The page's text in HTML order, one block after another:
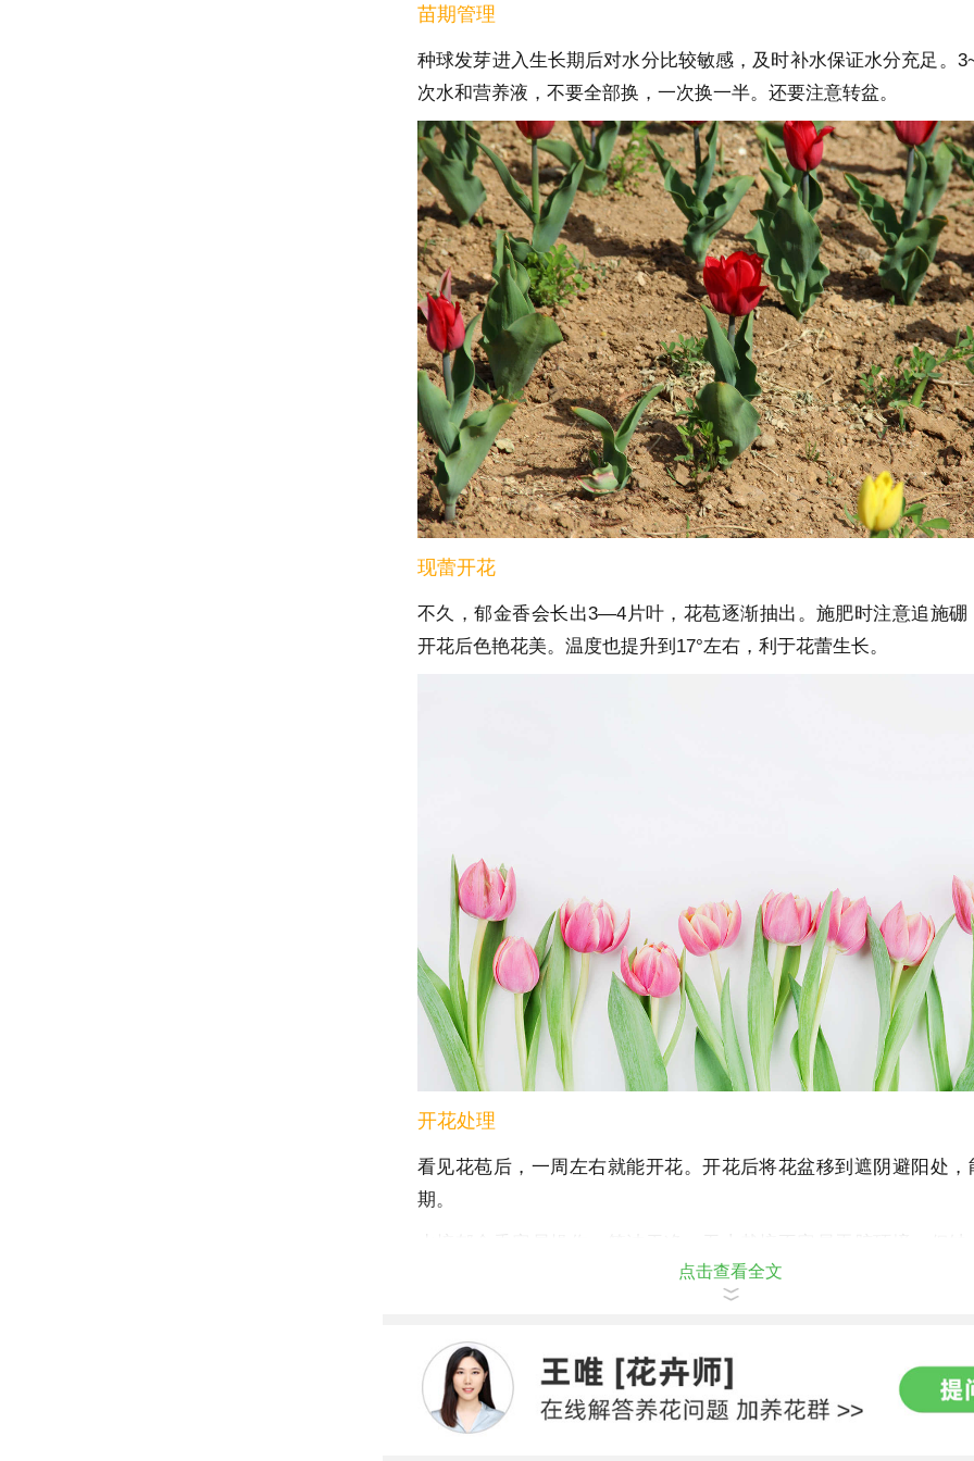
苗期管理
种球发芽进入生长期后对水分比较敏感，及时补水保证水分充足。
次水和营养液，不要全部换，一次换一半。还要注意转盆。
现蕾开花
不久，郁金香会长出3—4片叶，花苞逐渐抽出。施肥时注意追施硼
开花后色艳花美。温度也提升到17°左右，利于花蕾生长。
开花处理
看见花苞后，一周左右就能开花。开花后将花盆移到遮阴避阳处，
期。
的话种球只能使用一次。并且养护中换水不要太勤，注意保护根系。
点击查看全文